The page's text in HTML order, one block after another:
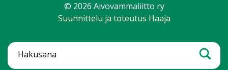
© 2026 Aivovammaliitto ry
Suunnittelu ja toteutus Haaja